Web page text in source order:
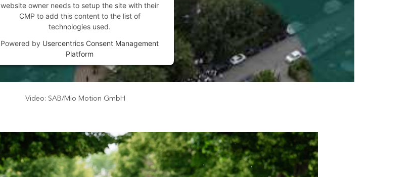
website owner needs to setup the site with their
CMP to add this content to the list of
technologies used.
Powered by Usercentrics Consent Management
Platform
Video: SAB/Mio Motion GmbH